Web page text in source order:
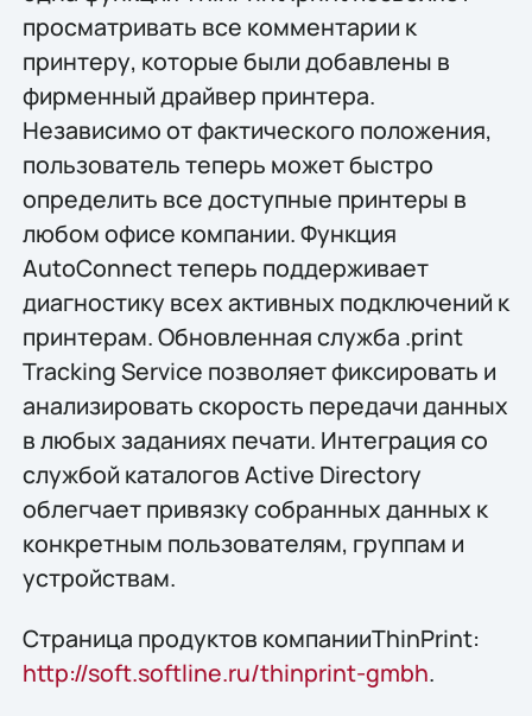
просматривать все комментарии к
принтеру, которые были добавлены в
фирменный драйвер принтера.
Независимо от фактического положения,
пользователь теперь может быстро
определить все доступные принтеры в
любом офисе компании. Функция
AutoConnect теперь поддерживает
диагностику всех активных подключений к
принтерам. Обновленная служба .print
Tracking Service позволяет фиксировать и
анализировать скорость передачи данных
в любых заданиях печати. Интеграция со
службой каталогов Active Directory
облегчает привязку собранных данных к
конкретным пользователям, группам и
устройствам.
Страница продуктов компанииThinPrint:
http://soft.softline.ru/thinprint-gmbh.